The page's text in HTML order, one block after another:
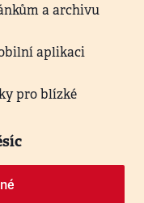
a archivu
aplikaci
pro blízké